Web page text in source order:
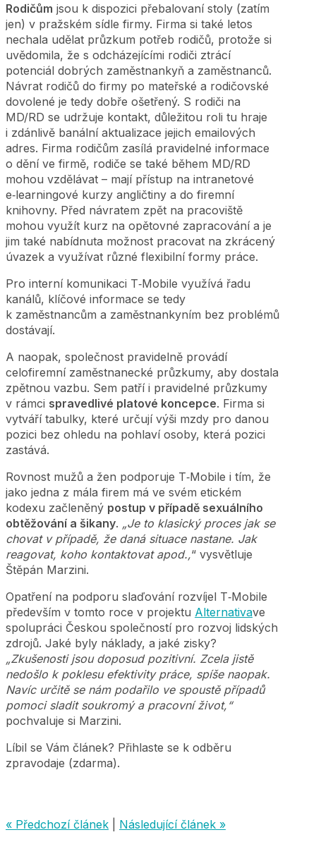
Rodičům jsou k dispozici přebalovaní stoly (zatím
jen) v pražském sídle firmy. Firma si také letos
nechala udělat průzkum potřeb rodičů, protože si
uvědomila, že s odcházejícími rodiči ztrácí
potenciál dobrých zaměstnankyň a zaměstnanců.
Návrat rodičů do firmy po mateřské a rodičovské
dovolené je tedy dobře ošetřený. S rodiči na
MD/RD se udržuje kontakt, důležitou roli tu hraje
i zdánlivě banální aktualizace jejich emailových
adres. Firma rodičům zasílá pravidelné informace
o dění ve firmě, rodiče se také během MD/RD
mohou vzdělávat – mají přístup na intranetové
e‑learningové kurzy angličtiny a do firemní
knihovny. Před návratem zpět na pracoviště
mohou využít kurz na opětovné zapracování a je
jim také nabídnuta možnost pracovat na zkrácený
úvazek a využívat různé flexibilní formy práce.
Pro interní komunikaci T‑Mobile využívá řadu
kanálů, klíčové informace se tedy
k zaměstnancům a zaměstnankyním bez problémů
dostávají.
A naopak, společnost pravidelně provádí
celofiremní zaměstnanecké průzkumy, aby dostala
zpětnou vazbu. Sem patří i pravidelné průzkumy
v rámci spravedlivé platové koncepce. Firma si
vytváří tabulky, které určují výši mzdy pro danou
pozici bez ohledu na pohlaví osoby, která pozici
zastává.
Rovnost mužů a žen podporuje T‑Mobile i tím, že
jako jedna z mála firem má ve svém etickém
kodexu začleněný postup v případě sexuálního
obtěžování a šikany. „Je to klasický proces jak se
chovat v případě, že daná situace nastane. Jak
reagovat, koho kontaktovat apod.,“ vysvětluje
Štěpán Marzini.
Opatření na podporu slaďování rozvíjel T‑Mobile
především v tomto roce v projektu Alternativave
spolupráci Českou společností pro rozvoj lidských
zdrojů. Jaké byly náklady, a jaké zisky?
„Zkušenosti jsou doposud pozitivní. Zcela jistě
nedošlo k poklesu efektivity práce, spíše naopak.
Navíc určitě se nám podařilo ve spoustě případů
pomoci sladit soukromý a pracovní život,“
pochvaluje si Marzini.
Líbil se Vám článek? Přihlaste se k odběru
zpravodaje (zdarma).
« Předchozí článek Následující článek »